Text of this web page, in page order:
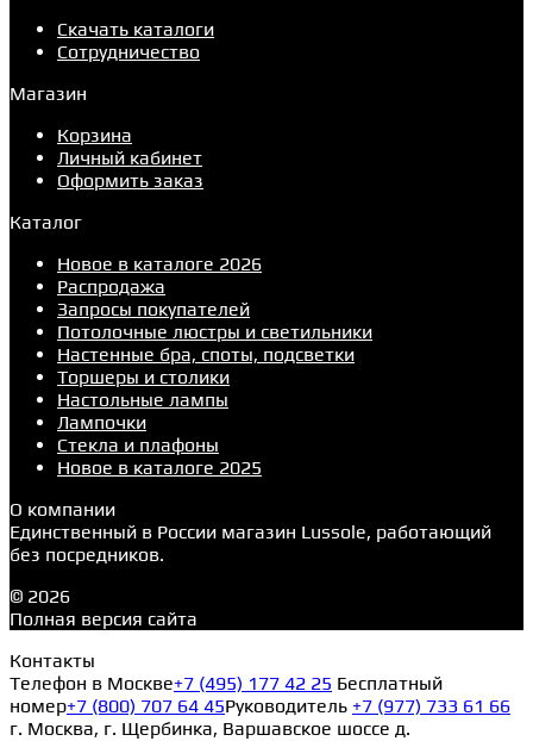
Скачать каталоги
Сотрудничество
Магазин
Корзина
Личный кабинет
Оформить заказ
Каталог
Новое в каталоге 2026
Распродажа
Запросы покупателей
Потолочные люстры и светильники
Настенные бра, споты, подсветки
Торшеры и столики
Настольные лампы
Лампочки
Стекла и плафоны
Новое в каталоге 2025
О компании
Единственный в России магазин Lussole, работающий
без посредников.
© 2026
Полная версия сайта
Контакты
Телефон в Москве+7 (495) 177 42 25 Бесплатный
номер+7 (800) 707 64 45Руководитель +7 (977) 733 61 66
г. Москва, г. Щербинка, Варшавское шоссе д.